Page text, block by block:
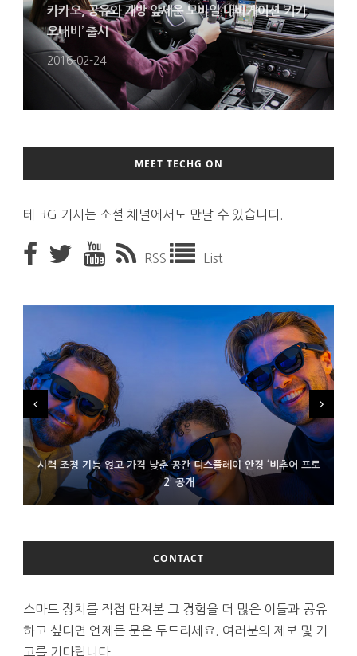
카카오, 공유와 개방 앞세운 모바일 내비게이션 ‘카카
오내비’ 출시
2016-02-24
MEET TECHG ON
테크G 기사는 소셜 채널에서도 만날 수 있습니다.
RSS List
시력 조정 기능 얹고 가격 낮춘 공간 디스플레이 안경 ‘비추어 프로
2’ 공개
D램 부족에 10억달러어치 아이폰18 프로세서 패키징 대기 중
300~400달러 반지형 스피커 준비하는 오픈AI
CONTACT
스마트 장치를 직접 만져본 그 경험을 더 많은 이들과 공유
하고 싶다면 언제든 문은 두드리세요. 여러분의 제보 및 기
고를 기다립니다.